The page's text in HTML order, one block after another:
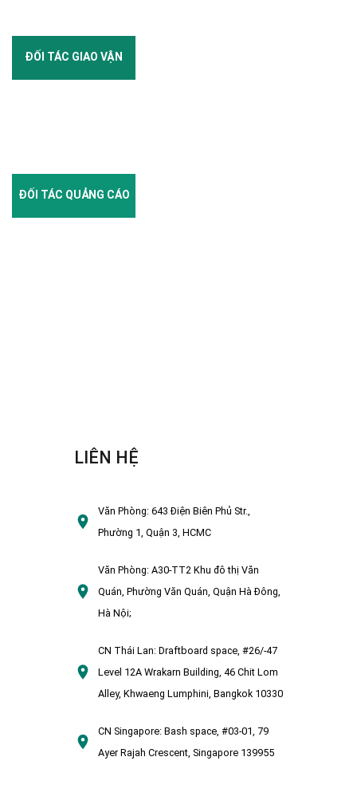
ĐỐI TÁC GIAO VẬN
ĐỐI TÁC QUẢNG CÁO
LIÊN HỆ
Văn Phòng:643 Điện Biên Phủ Str.,
Phường 1, Quận 3, HCMC
Văn Phòng:A30-TT2 Khu đô thị Văn
Quán, Phường Văn Quán, Quận Hà Đông,
Hà Nội;
CN Thái Lan: Draftboard space, #26/-47
Level 12A Wrakarn Building, 46 Chit Lom
Alley, Khwaeng Lumphini, Bangkok 10330
CN Singapore: Bash space, #03-01, 79
Ayer Rajah Crescent, Singapore 139955